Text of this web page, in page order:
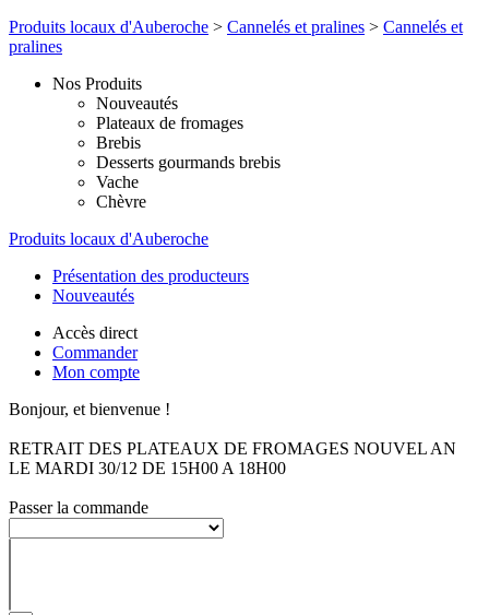
Produits locaux d'Auberoche > Cannelés et pralines > Cannelés et
pralines
Nos Produits
Nouveautés
Plateaux de fromages
Brebis
Desserts gourmands brebis
Vache
Chèvre
Produits locaux d'Auberoche
Présentation des producteurs
Nouveautés
Accès direct
Commander
Mon compte
Bonjour, et bienvenue !
RETRAIT DES PLATEAUX DE FROMAGES NOUVEL AN
LE MARDI 30/12 DE 15H00 A 18H00
Passer la commande